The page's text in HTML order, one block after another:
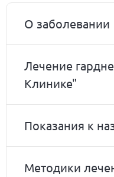
О заболевании
Лечение
Клинике"
Показания к
Методики